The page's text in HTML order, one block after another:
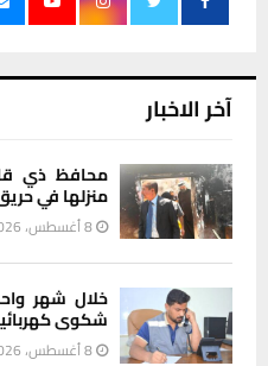
آخر الاخبار
محافظ ذي
منزلها في
8 أغسطس، 2026
شكوى
8 أغسطس، 2026